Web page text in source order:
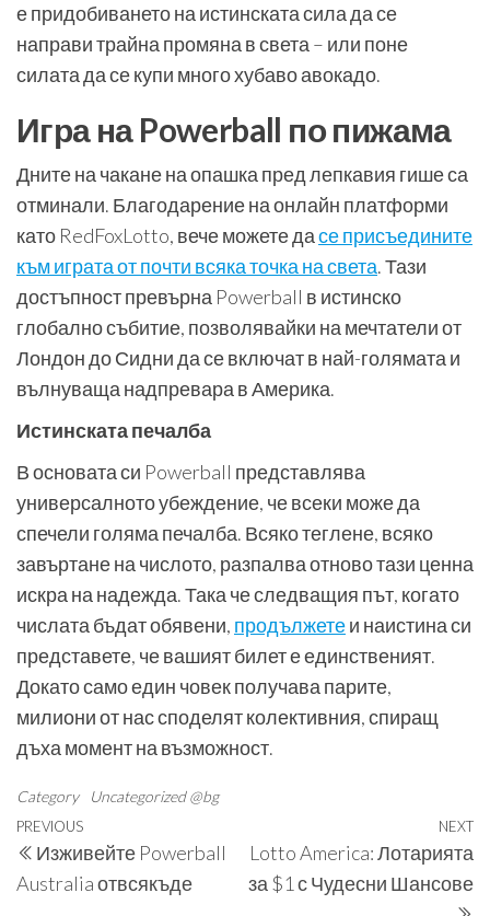
е придобиването на истинската сила да се
направи трайна промяна в света – или поне
силата да се купи много хубаво авокадо.
Игра на Powerball по пижама
Дните на чакане на опашка пред лепкавия гише са
отминали. Благодарение на онлайн платформи
като RedFoxLotto, вече можете дасе присъедините
към играта от почти всяка точка на света. Тази
достъпност превърна Powerball в истинско
глобално събитие, позволявайки на мечтатели от
Лондон до Сидни да се включат в най-голямата и
вълнуваща надпревара в Америка.
Истинската печалба
В основата си Powerball представлява
универсалното убеждение, че всеки може да
спечели голяма печалба. Всяко теглене, всяко
завъртане на числото, разпалва отново тази ценна
искра на надежда. Така че следващия път, когато
числата бъдат обявени, продължетеи наистина си
представете, че вашият билет е единственият.
Докато само един човек получава парите,
милиони от нас споделят колективния, спиращ
дъха момент на възможност.
Category Uncategorized @bg
Навигация
Previous
Post
PREVIOUS
Изживейте Powerball
Australia отвсякъде
NEXT
Lotto America: Лотарията
за $1 с Чудесни Шансове